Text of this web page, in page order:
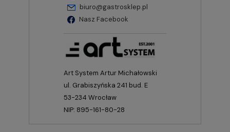
biuro@gastrosklep.pl
Nasz Facebook
Art System Artur Michałowski
ul. Grabiszyńska 241 bud. E
53-234 Wrocław
NIP: 895-161-80-28